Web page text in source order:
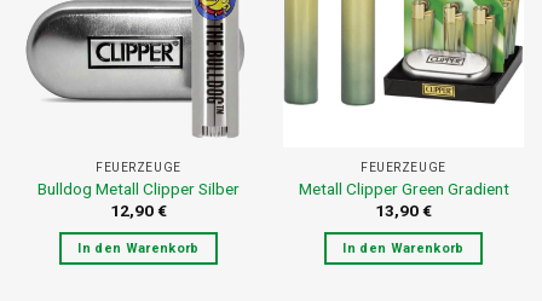
FEUERZEUGE
Bulldog Metall Clipper Silber
12,90€
In den Warenkorb
FEUERZEUGE
Metall Clipper Green Gradient
13,90€
In den Warenkorb